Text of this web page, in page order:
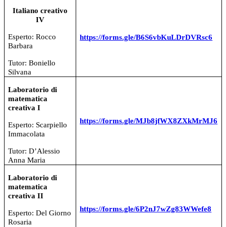
Italiano creativo
IV
Esperto: Rocco
Barbara
Tutor: Boniello
Silvana
https://forms.gle/B6S6vbKuLDrDVRsc6
Laboratorio di
matematica
creativa I
Esperto: Scarpiello
Immacolata
Tutor: D’Alessio
Anna Maria
https://forms.gle/MJb8jfWX8ZXkMrMJ6
Laboratorio di
matematica
creativa II
Esperto: Del Giorno
Rosaria
https://forms.gle/6P2nJ7wZg83WWefe8